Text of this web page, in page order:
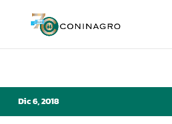
Dic 6, 2018